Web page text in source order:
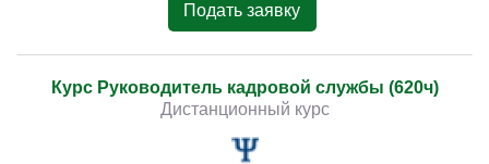
Подать заявку
Курс Руководитель кадровой службы (620ч)
Дистанционный курс